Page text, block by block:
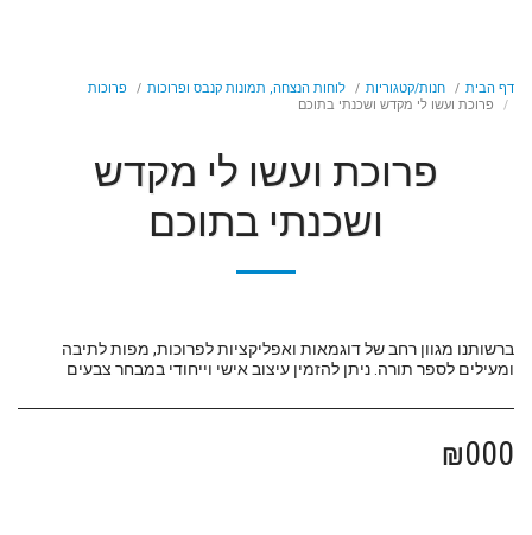
דף הבית חנות/קטגוריות לוחות הנצחה, תמונות קנבס ופרוכות
פרוכות
פרוכת ועשו לי מקדש ושכנתי בתוכם
פרוכת ועשו לי מקדש
ושכנתי בתוכם
ברשותנו מגוון רחב של דוגמאות ואפליקציות לפרוכות, מפות לתיבה
ומעילים לספר תורה. ניתן להזמין עיצוב אישי וייחודי במבחר צבעים
₪000